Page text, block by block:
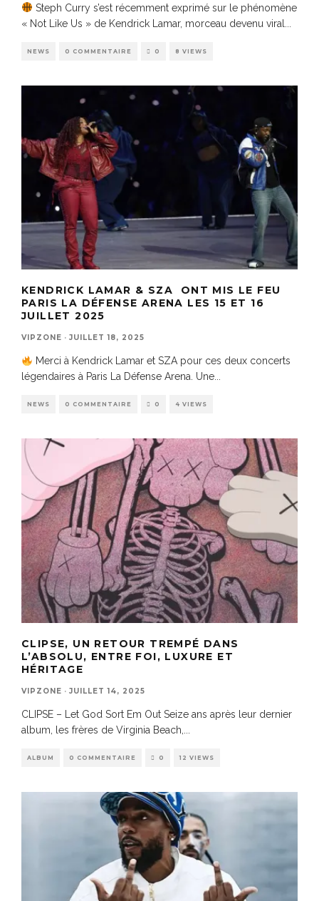
Steph Curry s’est récemment exprimé sur le phénomène
« Not Like Us » de Kendrick Lamar, morceau devenu viral
NEWS 0 COMMENTAIRE 0 8 VIEWS
KENDRICK LAMAR & SZA ONT MIS LE FEU
PARIS LA DÉFENSE ARENA LES 15 ET 16
JUILLET 2025
VIPZONE · JUILLET 18, 2025
Merci à Kendrick Lamar et SZA pour ces deux concerts
légendaires à Paris La Défense Arena. Une...
NEWS 0 COMMENTAIRE 0 4 VIEWS
CLIPSE, UN RETOUR TREMPÉ DANS
L’ABSOLU, ENTRE FOI, LUXURE ET
HÉRITAGE
VIPZONE · JUILLET 14, 2025
CLIPSE – Let God Sort Em Out Seize ans après leur dernier
album, les frères de Virginia Beach,
ALBUM 0 COMMENTAIRE 0 12 VIEWS